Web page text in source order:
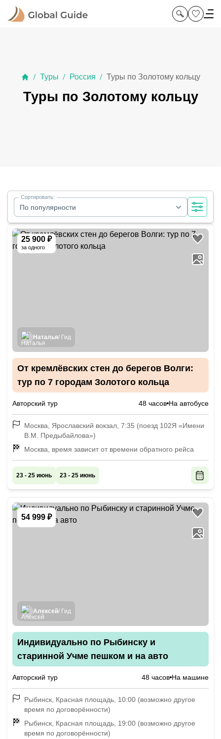
/ Туры / Россия / Туры по Золотому кольцу
Туры по Золотому кольцу
По популярности
Сортировать:
25 900 ₽
за одного
Наталья/ Гид
От кремлёвских стен до берегов Волги:
тур по 7 городам Золотого кольца
Авторский тур 48 часов На автобусе
Москва, Ярославский вокзал, 7:35 (поезд 102Я «Имени
В.М. Предыбайлова»)
Москва, время зависит от времени обратного рейса
23 - 25 июнь 23 - 25 июнь
54 999 ₽
Алексей/ Гид
Индивидуально по Рыбинску и
старинной Учме пешком и на авто
Авторский тур 48 часов На машине
Рыбинск, Красная площадь, 10:00 (возможно другое
время по договорённости)
Рыбинск, Красная площадь, 19:00 (возможно другое
время по договорённости)